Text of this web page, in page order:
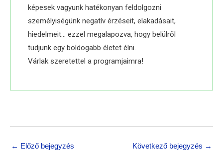
képesek vagyunk hatékonyan feldolgozni
személyiségünk negatív érzéseit, elakadásait,
hiedelmeit… ezzel megalapozva, hogy belülről
tudjunk egy boldogabb életet élni.
Várlak szeretettel a programjaimra!
← Előző bejegyzés Következő bejegyzés →